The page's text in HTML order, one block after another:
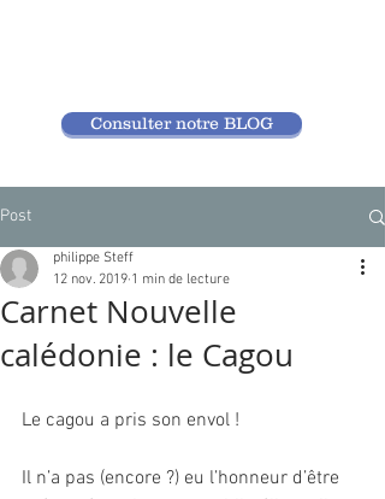
Consulter notre BLOG
Post
Carnet Nouvelle
calédonie : le Cagou
philippe Steff
12 nov. 2019 1 min de lecture
Le cagou a pris son envol !
Il n’a pas (encore ?) eu l’honneur d’être